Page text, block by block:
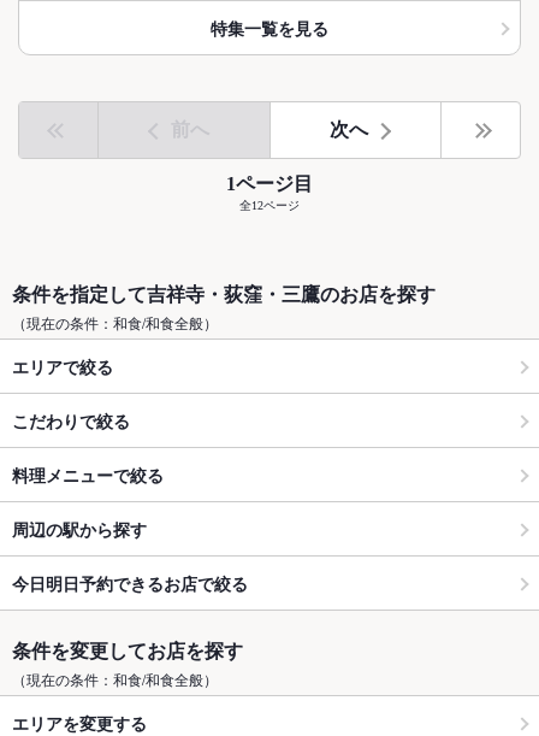
特集一覧を見る
前へ 次へ
1ページ目
全12ページ
条件を指定して吉祥寺・荻窪・三鷹のお店を探す
（現在の条件：和食/和食全般）
エリアで絞る
こだわりで絞る
料理メニューで絞る
周辺の駅から探す
今日明日予約できるお店で絞る
条件を変更してお店を探す
（現在の条件：和食/和食全般）
エリアを変更する